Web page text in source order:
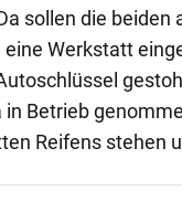
sollen die
Werkstatt
Betrieb
Reifens stehen